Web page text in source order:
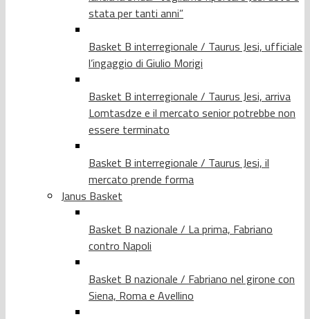
stata per tanti anni”
Basket B interregionale / Taurus Jesi, ufficiale
l’ingaggio di Giulio Morigi
Basket B interregionale / Taurus Jesi, arriva
Lomtasdze e il mercato senior potrebbe non
essere terminato
Basket B interregionale / Taurus Jesi, il
mercato prende forma
Janus Basket
Basket B nazionale / La prima, Fabriano
contro Napoli
Basket B nazionale / Fabriano nel girone con
Siena, Roma e Avellino